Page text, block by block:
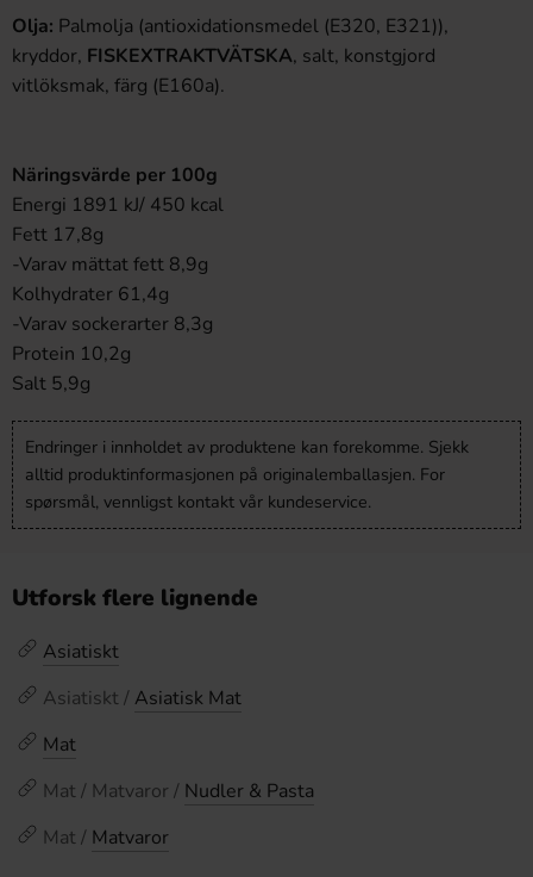
Olja: Palmolja (antioxidationsmedel (E320, E321)),
kryddor, FISKEXTRAKTVÄTSKA, salt, konstgjord
vitlöksmak, färg (E160a).
Näringsvärde per 100g
Energi 1891 kJ/ 450 kcal
Fett 17,8g
-Varav mättat fett 8,9g
Kolhydrater 61,4g
-Varav sockerarter 8,3g
Protein 10,2g
Salt 5,9g
Endringer i innholdet av produktene kan forekomme. Sjekk
alltid produktinformasjonen på originalemballasjen. For
spørsmål, vennligst kontakt vår kundeservice.
Utforsk flere lignende
Asiatiskt
Asiatiskt / Asiatisk Mat
Mat
Mat / Matvaror / Nudler & Pasta
Mat / Matvaror